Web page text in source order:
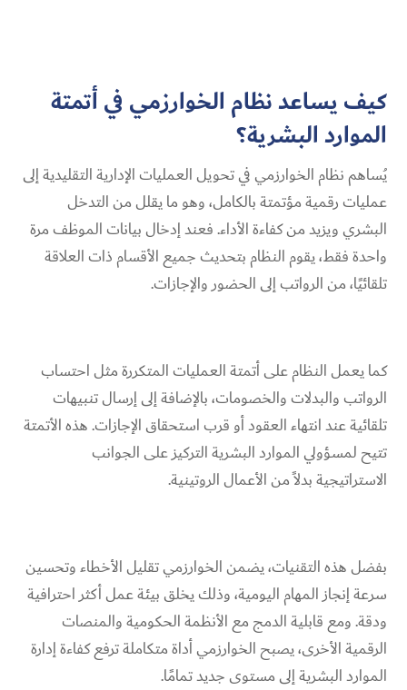
كيف يساعد نظام الخوارزمي في أتمتة
الموارد البشرية؟
يُساهم نظام الخوارزمي في تحويل العمليات الإدارية التقليدية إلى
عمليات رقمية مؤتمتة بالكامل، وهو ما يقلل من التدخل
البشري ويزيد من كفاءة الأداء. فعند إدخال بيانات الموظف مرة
واحدة فقط، يقوم النظام بتحديث جميع الأقسام ذات العلاقة
تلقائيًا، من الرواتب إلى الحضور والإجازات.
كما يعمل النظام على أتمتة العمليات المتكررة مثل احتساب
الرواتب والبدلات والخصومات، بالإضافة إلى إرسال تنبيهات
تلقائية عند انتهاء العقود أو قرب استحقاق الإجازات. هذه الأتمتة
تتيح لمسؤولي الموارد البشرية التركيز على الجوانب
الاستراتيجية بدلاً من الأعمال الروتينية.
بفضل هذه التقنيات، يضمن الخوارزمي تقليل الأخطاء وتحسين
سرعة إنجاز المهام اليومية، وذلك يخلق بيئة عمل أكثر احترافية
ودقة. ومع قابلية الدمج مع الأنظمة الحكومية والمنصات
الرقمية الأخرى، يصبح الخوارزمي أداة متكاملة ترفع كفاءة إدارة
الموارد البشرية إلى مستوى جديد تمامًا.